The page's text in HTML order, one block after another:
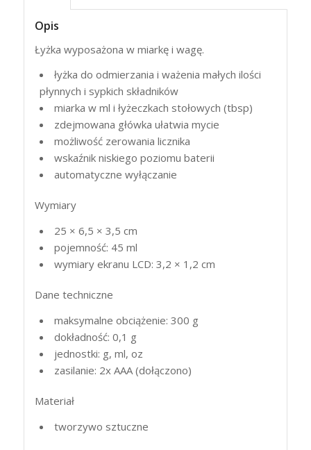
Opis
Łyżka wyposażona w miarkę i wagę.
łyżka do odmierzania i ważenia małych ilości
płynnych i sypkich składników
miarka w ml i łyżeczkach stołowych (tbsp)
zdejmowana główka ułatwia mycie
możliwość zerowania licznika
wskaźnik niskiego poziomu baterii
automatyczne wyłączanie
Wymiary
25 × 6,5 × 3,5 cm
pojemność: 45 ml
wymiary ekranu LCD: 3,2 × 1,2 cm
Dane techniczne
maksymalne obciążenie: 300 g
dokładność: 0,1 g
jednostki: g, ml, oz
zasilanie: 2x AAA(dołączono)
Materiał
tworzywo sztuczne